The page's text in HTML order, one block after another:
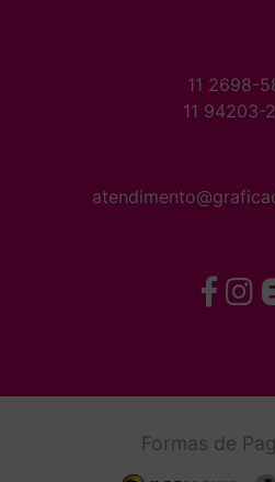
11 2698-
11 94203-
Formas de